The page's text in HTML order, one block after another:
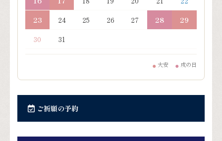
23
24 25 26 27 28
29
30
31
● 大安 ● 戌の日
ご祈願の予約